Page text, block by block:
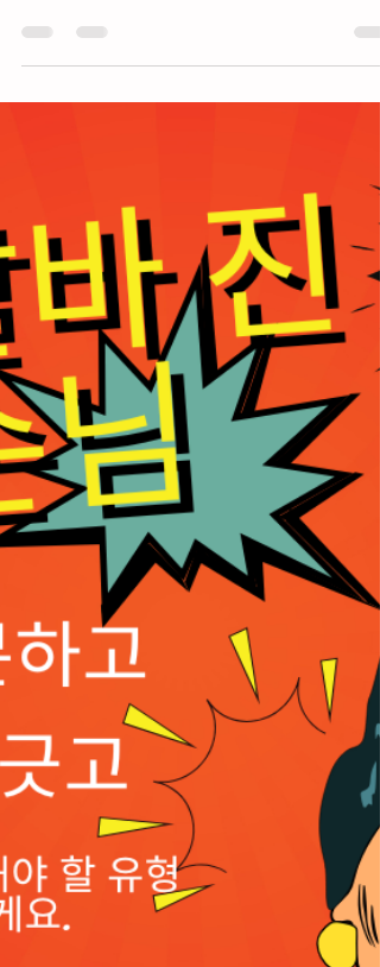
준 정리
로, 낮과 밤의 경계가 비교적 흐린 지역이다. 도·
시는 꾸준한 수요를 유지하는 마사지 업종으로
자리 잡았다. 화려함보다는 실속과 안정성을 중
시하는 구조가 특징이다. 동대문스웨디시 구인
직 1. 동대문 스웨디시 상권 특징 동대문 스웨디
시는 주거 지역과 상업 지역이 혼합된 상권에
치한 경우가 많다. 유동 인구가 특정 시간대에
몰리지 않고, 동대문스웨디시 주간·야간 모두 일
정한 고객 흐름이 유지된다. 특히 장시간 근무
피로 회복을 목적으로 방문하는 고객 비중이 높
아, 자극적인 콘셉트보다는 편안한 관리 중심의
매장이 많다. 이로 인해 단골 고객 비율이 높고,
매장 분위기도 비교적 차분한 편이다. 2. 동대문
스웨디시 알바 근무 형태 동대문 스웨디시 알바
는 다음과 같은 형태로 운영되는 경우가 일반적
이다. 주간 /